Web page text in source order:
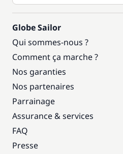
Globe Sailor
Qui sommes-nous ?
Comment ça marche ?
Nos garanties
Nos partenaires
Parrainage
Assurance & services
FAQ
Presse